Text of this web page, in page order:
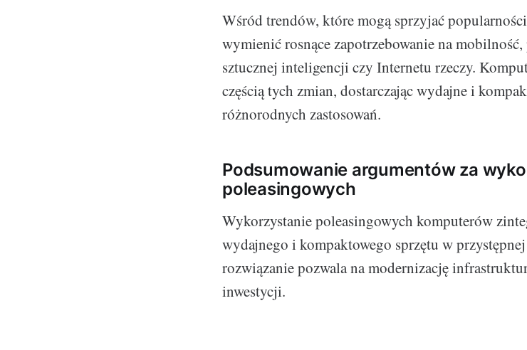
Wśród trendów, które mogą sprzyjać
wymienić rosnące zapotrzebowanie na
sztucznej inteligencji czy Internetu rzeczy.
częścią tych zmian, dostarczając wydajne i
różnorodnych zastosowań.
Podsumowanie argumentów za
poleasingowych
Wykorzystanie poleasingowych komputerów
wydajnego i kompaktowego sprzętu w
rozwiązanie pozwala na modernizację
inwestycji.